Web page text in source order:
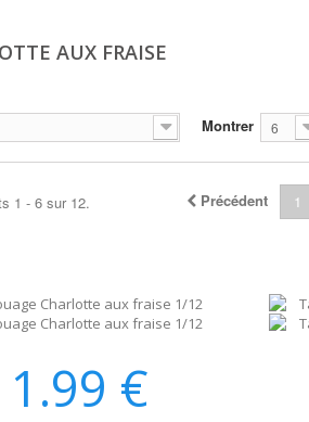
AUX FRAISE
Montrer 6
Précédent 1
1 - 6 sur 12.
1.99 €